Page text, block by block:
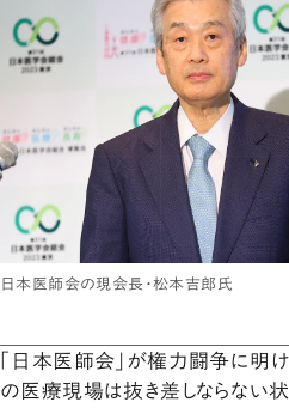
日本医師会の現会長・松本吉郎氏
「日本医師会」が権力闘争に明
の医療現場は抜き差しならない